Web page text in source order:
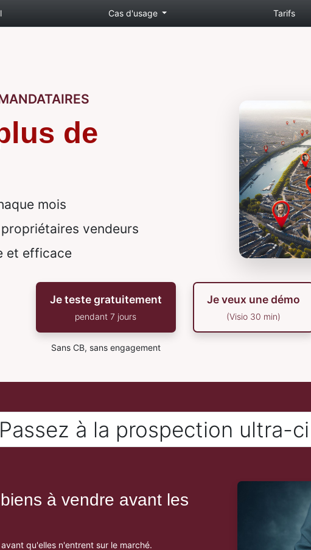
Cas d'usage Tarifs
de
mois
vendeurs
et efficace
Je teste gratuitement
pendant 7 jours
Sans CB, sans engagement
Je veux une démo
(Visio 30 min)
Passez à la prospection ultra-
à vendre avant les
qu'elles n'entrent sur le marché.